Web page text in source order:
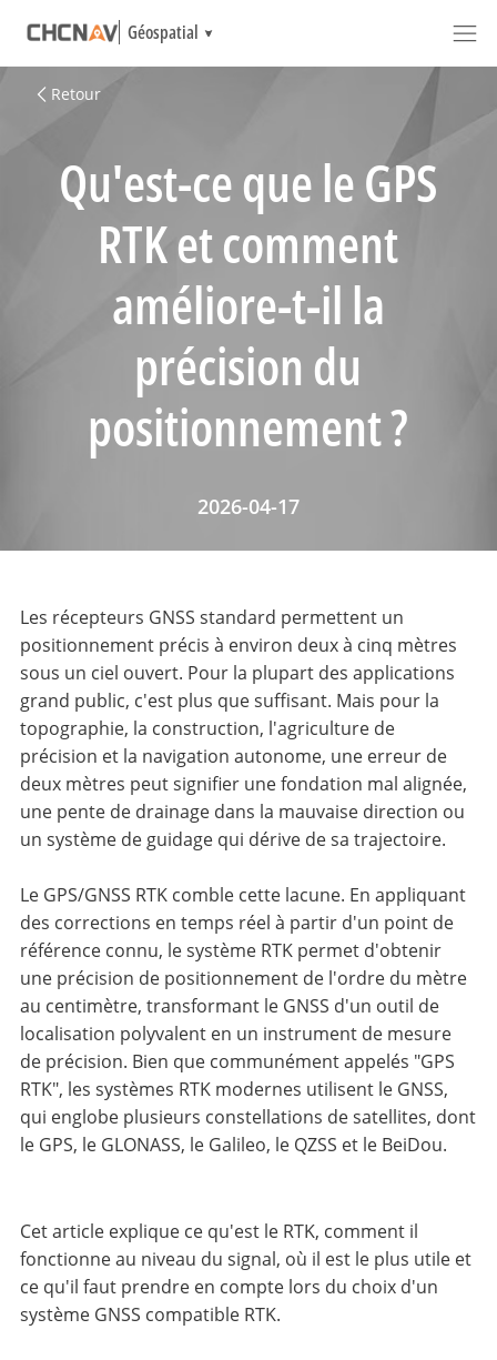
Géospatial
Retour
Qu'est-ce que le GPS
RTK et comment
améliore-t-il la
précision du
positionnement ?
2026-04-17
Les récepteurs GNSS standard permettent un
positionnement précis à environ deux à cinq mètres
sous un ciel ouvert. Pour la plupart des applications
grand public, c'est plus que suffisant. Mais pour la
topographie, la construction, l'agriculture de
précision et la navigation autonome, une erreur de
deux mètres peut signifier une fondation mal alignée,
une pente de drainage dans la mauvaise direction ou
un système de guidage qui dérive de sa trajectoire.
Le GPS/GNSS RTK comble cette lacune. En appliquant
des corrections en temps réel à partir d'un point de
référence connu, le système RTK permet d'obtenir
une précision de positionnement de l'ordre du mètre
au centimètre, transformant le GNSS d'un outil de
localisation polyvalent en un instrument de mesure
de précision. Bien que communément appelés "GPS
RTK", les systèmes RTK modernes utilisent le GNSS,
qui englobe plusieurs constellations de satellites, dont
le GPS, le GLONASS, le Galileo, le QZSS et le BeiDou.
Cet article explique ce qu'est le RTK, comment il
fonctionne au niveau du signal, où il est le plus utile et
ce qu'il faut prendre en compte lors du choix d'un
système GNSS compatible RTK.